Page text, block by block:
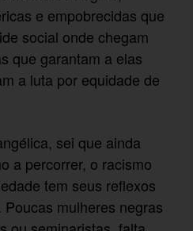
e empobrecidas que
social onde chegam
que garantam a elas
a luta por equidade de
sei que ainda
a percorrer, o racismo
tem seus reflexos
mulheres negras